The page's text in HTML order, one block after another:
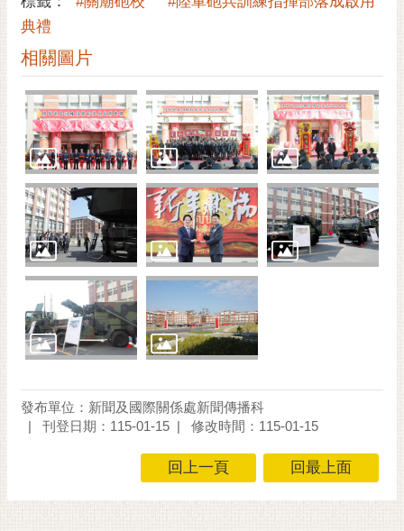
典禮
相關圖片
發布單位：新聞及國際關係處新聞傳播科
刊登日期：115-01-15
修改時間：115-01-15
回上一頁 回最上面